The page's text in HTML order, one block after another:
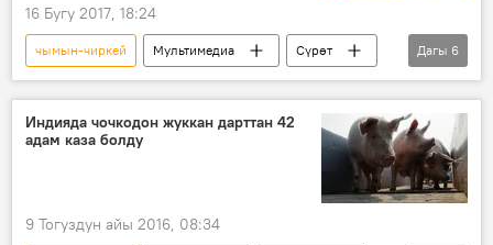
16 Бугу 2017, 18:24
чымын-чиркей Мультимедиа
Сүрөт
Кыргызстан
Коом
Жаңылыктар
курт-кумурска
Дагы 6
Индияда чочкодон жуккан дарттан 42
адам каза болду
9 Тогуздун айы 2016, 08:34